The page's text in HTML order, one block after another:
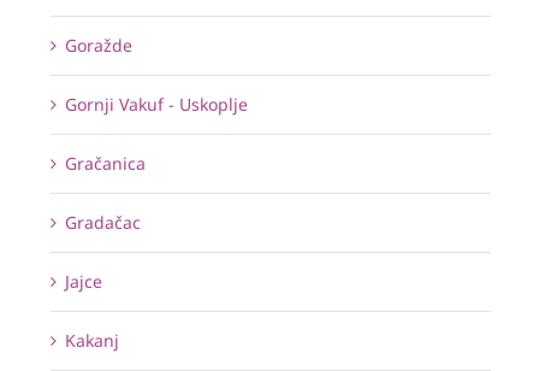
Goražde
Gornji Vakuf - Uskoplje
Gračanica
Gradačac
Jajce
Kakanj